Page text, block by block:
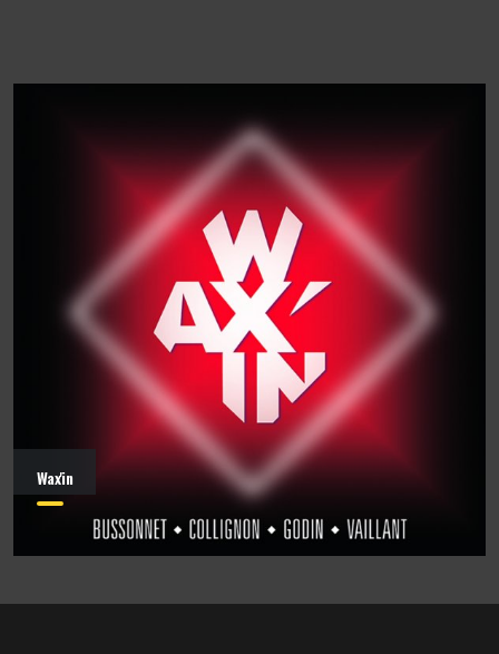
Wax'in